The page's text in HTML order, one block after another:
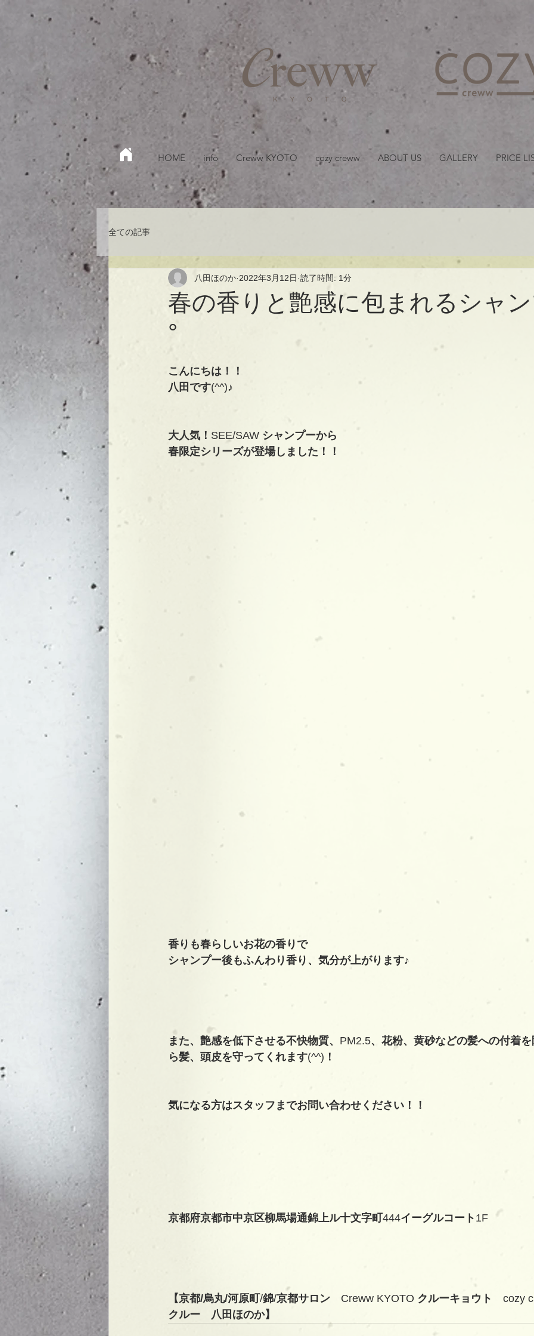
HOME info Creww KYOTO cozy creww ABOUT US GALLERY PRICE
全ての記事
春の香りと艶感に包まれるシャ
°
八田ほのか 2022年3月12日 読了時間: 1分
こんにちは！！
八田です(^^)♪
大人気！ SEE/SAW シャンプーから
春限定シリーズが登場しました！！
香りも春らしいお花の香りで
シャンプー後もふんわり香り、気分が上がります♪
また、艶感を低下させる不快物質、 PM2.5、花粉、黄砂などの髪への付着
ら髪、頭皮を守ってくれます(^^) ！
気になる方はスタッフまでお問い合わせください！！
京都府京都市中京区柳馬場通錦上ル十文字町444イーグルコート 1F
【京都/烏丸/河原町/錦/京都サロン Creww KYOTO クルーキョウト cozy
クルー　八田ほのか】